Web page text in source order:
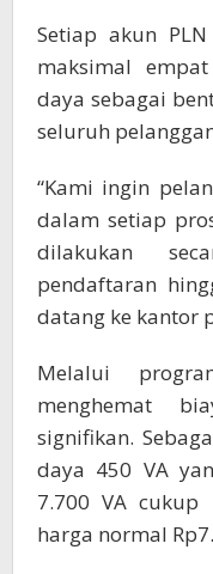
Setiap akun
maksimal
daya sebagai
seluruh
“Kami ingin
dalam setiap
dilakukan
pendaftaran
datang ke kantor
Melalui
menghemat
signifikan.
daya 450 VA
7.700 VA cukup
harga normal